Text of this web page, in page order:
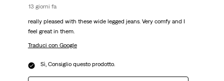
13 giorni fa
really pleased with these wide legged jeans. Very comfy and I
feel great in them.
Traduci con Google
Sì, Consiglio questo prodotto.